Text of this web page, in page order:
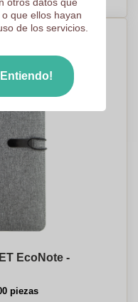
EcoNote -
piezas
que ellos hayan
de los servicios.